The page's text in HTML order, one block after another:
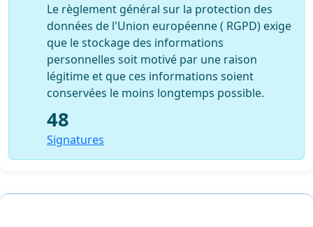
Le règlement général sur la protection des
données de l'Union européenne ( RGPD) exige
que le stockage des informations
personnelles soit motivé par une raison
légitime et que ces informations soient
conservées le moins longtemps possible.
48
Signatures